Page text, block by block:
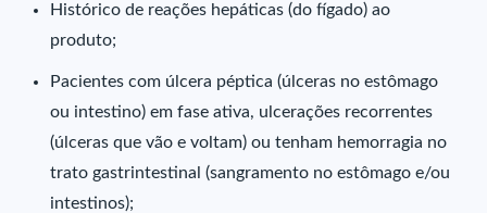
Histórico de reações hepáticas (do fígado) ao
produto;
Pacientes com úlcera péptica (úlceras no estômago
ou intestino) em fase ativa, ulcerações recorrentes
(úlceras que vão e voltam) ou tenham hemorragia no
trato gastrintestinal (sangramento no estômago e/ou
intestinos);